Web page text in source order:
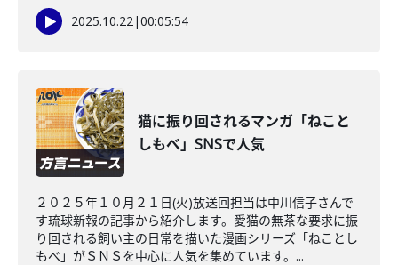
2025.10.22|00:05:54
猫に振り回されるマンガ「ねこと
しもべ」SNSで人気
２０２５年１０月２１日(火)放送回担当は中川信子さんで
す琉球新報の記事から紹介します。愛猫の無茶な要求に振
り回される飼い主の日常を描いた漫画シリーズ「ねことし
もべ」がＳＮＳを中心に人気を集めています。...